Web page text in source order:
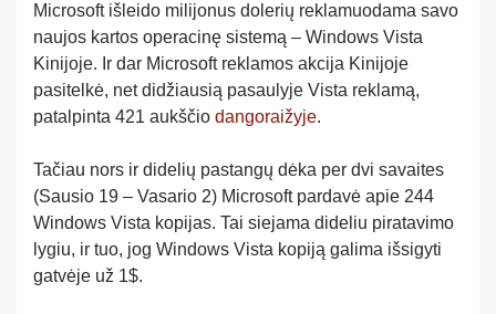
Microsoft išleido milijonus dolerių reklamuodama savo
naujos kartos operacinę sistemą – Windows Vista
Kinijoje. Ir dar Microsoft reklamos akcija Kinijoje
pasitelkė, net didžiausią pasaulyje Vista reklamą,
patalpinta 421 aukščio dangoraižyje.
Tačiau nors ir didelių pastangų dėka per dvi savaites
(Sausio 19 – Vasario 2) Microsoft pardavė apie 244
Windows Vista kopijas. Tai siejama dideliu piratavimo
lygiu, ir tuo, jog Windows Vista kopiją galima išsigyti
gatvėje už 1$.